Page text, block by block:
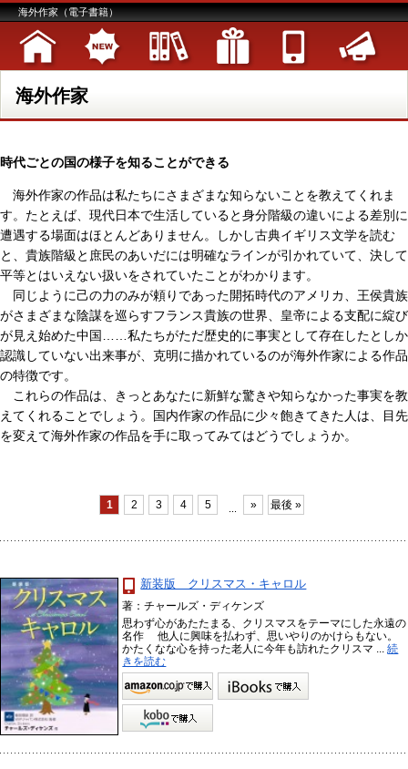
海外作家（電子書籍）
海外作家
時代ごとの国の様子を知ることができる
海外作家の作品は私たちにさまざまな知らないことを教えてくれま
す。たとえば、現代日本で生活していると身分階級の違いによる差別に
遭遇する場面はほとんどありません。しかし古典イギリス文学を読む
と、貴族階級と庶民のあいだには明確なラインが引かれていて、決して
平等とはいえない扱いをされていたことがわかります。
同じように己の力のみが頼りであった開拓時代のアメリカ、王侯貴族
がさまざまな陰謀を巡らすフランス貴族の世界、皇帝による支配に綻び
が見え始めた中国……私たちがただ歴史的に事実として存在したとしか
認識していない出来事が、克明に描かれているのが海外作家による作品
の特徴です。
これらの作品は、きっとあなたに新鮮な驚きや知らなかった事実を教
えてくれることでしょう。国内作家の作品に少々飽きてきた人は、目先
を変えて海外作家の作品を手に取ってみてはどうでしょうか。
1 2 3 4 5 » 最後 »
新装版 クリスマス・キャロル
著：チャールズ・ディケンズ
思わず心があたたまる、クリスマスをテーマにした永遠の
名作 他人に興味を払わず、思いやりのかけらもない。
かたくなな心を持った老人に今年も訪れたクリスマ ...続
きを読む